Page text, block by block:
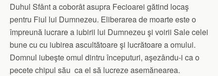
Duhul Sfânt a coborât asupra Fecioarei gătind locaş
pentru Fiul lui Dumnezeu. Eliberarea de moarte este o
împreună lucrare a iubirii lui Dumnezeu şi voirii Sale celei
bune cu cu iubirea ascultătoare şi lucrătoare a omului.
Domnul iubeşte omul dintru începuturi, aşezându-i ca o
pecete chipul său ca el să lucreze asemănearea.